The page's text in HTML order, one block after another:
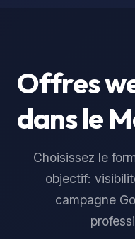
Offres
dans le
Choisissez le
objectif:
campagne